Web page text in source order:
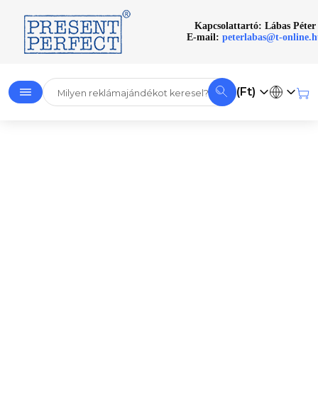
Kapcsolattartó: Lábas Péter
E-mail: peterlabas@t-
(Ft)